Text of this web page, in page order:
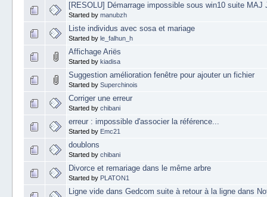
[RESOLU] Démarrage impossible sous win10 suite MAJ
Started by manubzh
Liste individus avec sosa et mariage
Started by le_falhun_h
Affichage Ariës
Started by kiadisa
Suggestion amélioration fenêtre pour ajouter un fichier
Started by Superchinois
Corriger une erreur
Started by chibani
erreur : impossible d'associer la référence...
Started by Emc21
doublons
Started by chibani
Divorce et remariage dans le même arbre
Started by PLATON1
Ligne vide dans Gedcom suite à retour à la ligne dans